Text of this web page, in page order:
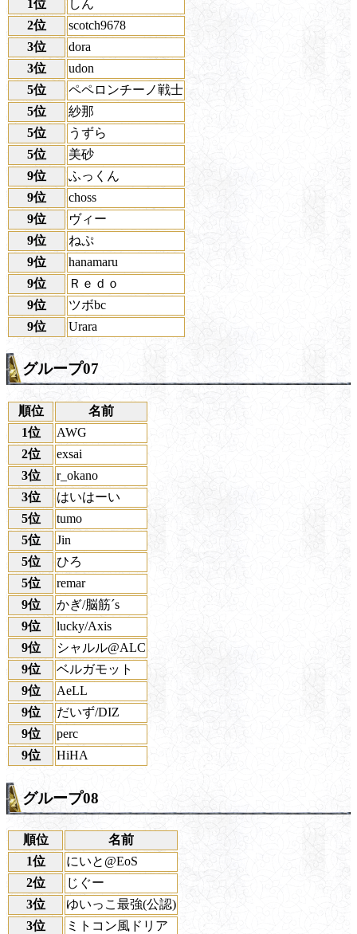
1位
しん
2位
scotch9678
3位
dora
3位
udon
5位
ペペロンチーノ戦士
5位
紗那
5位
うずら
5位
美砂
9位
ふっくん
9位
choss
9位
ヴィー
9位
ねぷ
9位
hanamaru
9位
Ｒｅｄｏ
9位
ツボbc
9位
Urara
グループ07
順位
名前
1位
AWG
2位
exsai
3位
r_okano
3位
はいはーい
5位
tumo
5位
Jin
5位
ひろ
5位
remar
9位
かぎ/脳筋´s
9位
lucky/Axis
9位
シャルル@ALC
9位
ベルガモット
9位
AeLL
9位
だいず/DIZ
9位
perc
9位
HiHA
グループ08
順位
名前
1位
にいと@EoS
2位
じぐー
3位
ゆいっこ最強(公認)
3位
ミトコン風ドリア